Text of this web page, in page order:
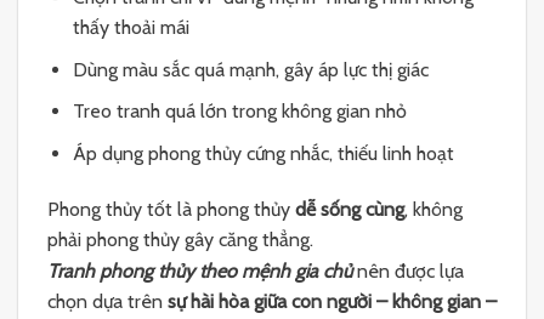
thấy thoải mái
Dùng màu sắc quá mạnh, gây áp lực thị giác
Treo tranh quá lớn trong không gian nhỏ
Áp dụng phong thủy cứng nhắc, thiếu linh hoạt
Phong thủy tốt là phong thủy dễ sống cùng, không
phải phong thủy gây căng thẳng.
Tranh phong thủy theo mệnh gia chủnên được lựa
chọn dựa trên sự hài hòa giữa con người – không gian –